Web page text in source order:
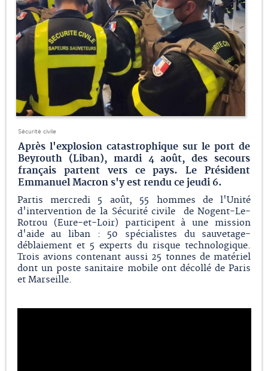
Sécurité civile
Après l'explosion catastrophique sur le port de
Beyrouth (Liban), mardi 4 août, des secours
français partent vers ce pays. Le Président
Emmanuel Macron s'y est rendu ce jeudi 6.
Partis mercredi 5 août, 55 hommes de l'Unité
d'intervention de la Sécurité civile de Nogent-Le-
Rotrou (Eure-et-Loir) participent à une mission
d'aide au liban : 50 spécialistes du sauvetage-
déblaiement et 5 experts du risque technologique.
Trois avions contenant aussi 25 tonnes de matériel
dont un poste sanitaire mobile ont décollé de Paris
et Marseille.